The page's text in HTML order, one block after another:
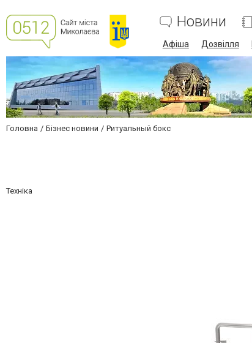
Новини
Афіша Дозвілля
Головна Бізнес новини Ритуальный бокс
Техніка